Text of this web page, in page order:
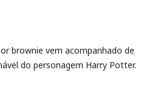
brownie vem acompanhado de
do personagem Harry Potter.